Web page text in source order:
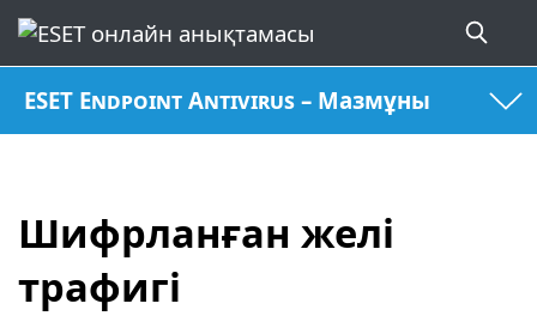
ESET Endpoint Antivirus – Мазмұны
Шифрланған желі
трафигі